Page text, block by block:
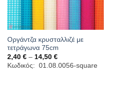
Οργάντζα κρυσταλλιζέ με
τετράγωνα 75cm
2,40 € – 14,50 €Price
range:
2,40 €
Κωδικός: 01.08.0056-square